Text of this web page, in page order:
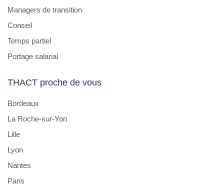
Managers de transition
Conseil
Temps partiel
Portage salarial
THACT proche de vous
Bordeaux
La Roche-sur-Yon
Lille
Lyon
Nantes
Paris